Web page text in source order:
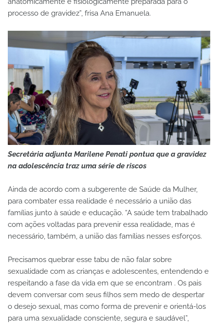
processo de gravidez”, frisa Ana Emanuela.
Secretária adjunta Marilene Penati pontua que a gravidez
na adolescência traz uma série de riscos
Ainda de acordo com a subgerente de Saúde da Mulher,
para combater essa realidade é necessário a união das
famílias junto à saúde e educação. “A saúde tem trabalhado
com ações voltadas para prevenir essa realidade, mas é
necessário, também, a união das famílias nesses esforços.
Precisamos quebrar esse tabu de não falar sobre
sexualidade com as crianças e adolescentes, entendendo e
respeitando a fase da vida em que se encontram . Os pais
devem conversar com seus filhos sem medo de despertar
o desejo sexual, mas como forma de prevenir e orientá-los
para uma sexualidade consciente, segura e saudável”,